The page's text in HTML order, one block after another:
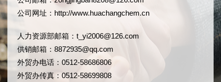
公司网址： http://www.huachangchem.cn
人力资源部邮箱： t_yi2006@126.com
供销邮箱：8872935@qq.com
外贸办电话：0512-58686806
外贸办传真：0512-58699808